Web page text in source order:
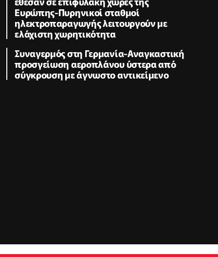
Ευρώπης-Πυρηνικοί σταθμοί
ηλεκτροπαραγωγής λειτουργούν με
ελάχιστη χωρητικότητα
Συναγερμός στη Γερμανία-Αναγκαστική
προσγείωση αεροπλάνου ύστερα από
σύγκρουση με άγνωστο αντικείμενο